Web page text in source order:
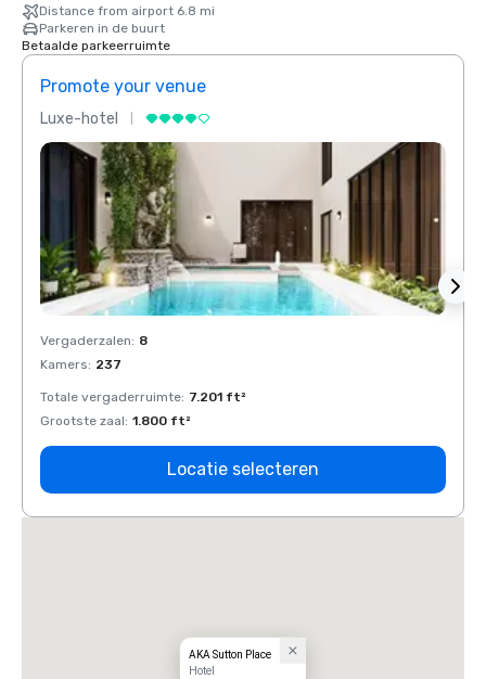
Distance from airport 6.8 mi
Parkeren in de buurt
Betaalde parkeerruimte
Promote your venue
Luxe-hotel
Vergaderzalen: 8
Kamers: 237
Totale vergaderruimte: 7.201 ft²
Grootste zaal: 1.800 ft²
Locatie selecteren
AKA Sutton Place
Hotel